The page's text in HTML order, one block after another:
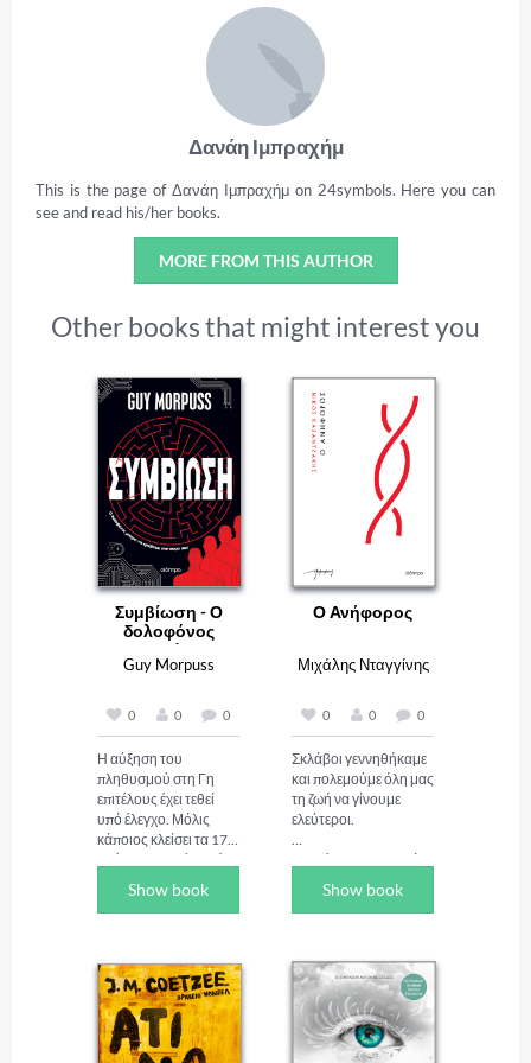
Δανάη Ιμπραχήμ
This is the page of Δανάη Ιμπραχήμ on 24symbols. Here you can
see and read his/her books.
MORE FROM THIS AUTHOR
Other books that might interest you
Συμβίωση - Ο
δολοφόνος
μπορεί να...
Guy Morpuss
0 0 0
Η αύξηση του
πληθυσμού στη Γη
επιτέλους έχει τεθεί
υπό έλεγχο. Μόλις
κάποιος κλείσει τα 17,
πρέπει να επιλέξει πώς
θα ζήσει στη συνέχεια.
Και πότε θα πεθάνει.
χρόνια. Ως εργάτης
ακολουθείς τη φυσική
πορεία χωρίς
συγκεκριμένη
ημερομηνία λήξης. Ως
Show book
Ο Ανήφορος
Μιχάλης Νταγγίνης
0 0 0
Σκλάβοι γεννηθήκαμε
και πολεμούμε όλη μας
τη ζωή να γίνουμε
ελεύτεροι.
Στα μέσα της δεκαετίας
του '40, αμέσως μετά
τον Ζορμπά, ο
κείμενο εσωτερικό,
που το διακρίνει
μελαγχολία βαθιά και
λυτρωτική.
Η δράση του
Show book